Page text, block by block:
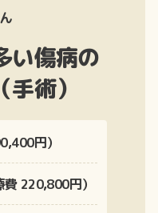
い傷病の
術）
円）
220,800円）